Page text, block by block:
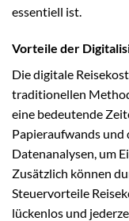
essentiell ist.
Vorteile der
Die digitale
traditionellen
eine bedeutende
Papieraufwands
Datenanalysen, um
Zusätzlich können
Steuervorteile
lückenlos und